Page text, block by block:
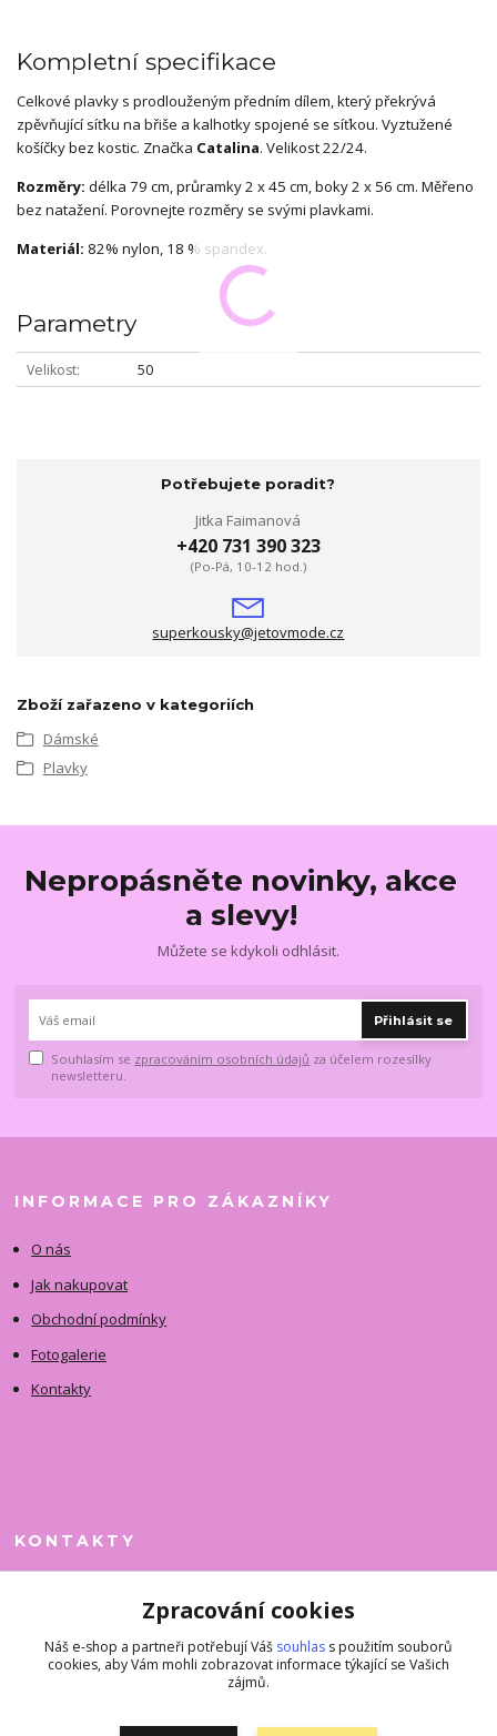
Kompletní specifikace
Celkové plavky s prodlouženým předním dílem, který překrývá
zpěvňující síťku na břiše a kalhotky spojené se síťkou. Vyztužené
košíčky bez kostic. Značka Catalina. Velikost 22/24.
Rozměry: délka 79 cm, průramky 2 x 45 cm, boky 2 x 56 cm. Měřeno
bez natažení. Porovnejte rozměry se svými plavkami.
Materiál: 82% nylon, 18 % spandex.
Parametry
Velikost 50
Potřebujete poradit?
Jitka Faimanová
+420 731 390 323
(Po-Pá, 10-12 hod.)
superkousky@jetovmode.cz
Zboží zařazeno v kategoriích
Dámské
Plavky
Nepropásněte novinky, akce
a slevy!
Můžete se kdykoli odhlásit.
Přihlásit se
Souhlasím se zpracováním osobních údajů za účelem rozesílky
newsletteru.
INFORMACE PRO ZÁKAZNÍKY
O nás
Jak nakupovat
Obchodní podmínky
Fotogalerie
Kontakty
KONTAKTY
+420 731 390 323
superkousky@jetovmode.cz
Zpracování cookies
Náš e-shop a partneři potřebují Váš souhlas s použitím souborů
cookies, aby Vám mohli zobrazovat informace týkající se Vašich
zájmů.